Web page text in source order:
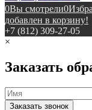
0Вы смотрели0
добавлен в корзину!
+7 (812) 309-27-05
×
Заказать